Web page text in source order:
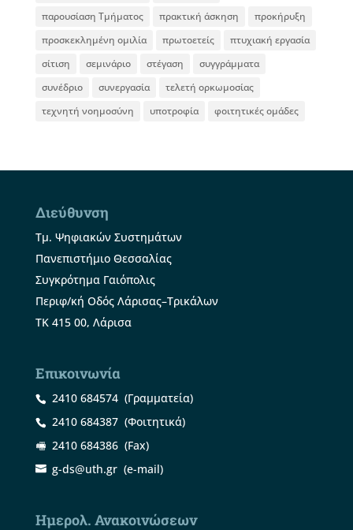
παρουσίαση Τμήματος
πρακτική άσκηση
προκήρυξη
προσκεκλημένη ομιλία
πρωτοετείς
πτυχιακή εργασία
σίτιση
σεμινάριο στέγαση
συγγράμματα
συνέδριο
συνεργασία
τελετή ορκωμοσίας
τεχνητή νοημοσύνη
υποτροφία φοιτητικές ομάδες
Διεύθυνση
Τμ. Ψηφιακών Συστημάτων
Πανεπιστήμιο Θεσσαλίας
Συγκρότημα Γαιόπολις
Περιφ/κή Οδός Λάρισας–Τρικάλων
ΤΚ 415 00, Λάρισα
Επικοινωνία
2410 684574(Γραμματεία)
2410 684387(Φοιτητικά)
2410 684386(Fax)
g-ds@uth.gr(e-mail)
Ημερολ. Ανακοινώσεων